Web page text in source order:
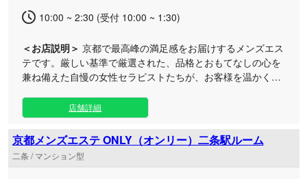
10:00 ~ 2:30 (受付 10:00 ~ 1:30)
＜お店説明＞ 京都で最高峰の満足感をお届けするメンズエス
テです。厳しい基準で厳選された、品格とおもてなしの心を
兼ね備えた自慢の女性セラピストたちが、お客様を温かくお
客様と顔を合わせることのない完全個室のプライベート空
間。静かに日々の疲れを癒やしたい紳士な大人の方に最適な
環境を整えております。お仕事帰りの遅い時間や、日常の合
間のリフレッシュとして、いつでもお気軽にご利用いただけ
ます。お出迎えからお見送りまで、担当のセラピストが心を
店舗詳細
京都メンズエステ ONLY（オンリー）二条駅ルーム
二条 / マンション型